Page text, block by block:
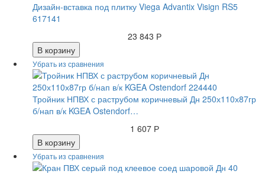
Дизайн-вставка под плитку Viega Advantix Visign RS5
617141
23 843 Р
В корзину
Тройник НПВХ с раструбом коричневый Дн 250х110х87гр
б/нап в/к KGEA Ostendorf…
1 607 Р
В корзину